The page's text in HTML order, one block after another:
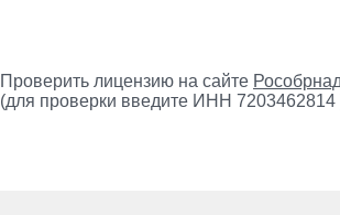
Проверить лицензию на сайте
(для проверки введите ИНН 7203462814